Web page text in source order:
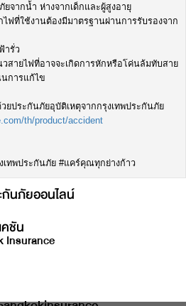
จากน้ำ ห่างจากเด็กและผู้สูงอายุ
ที่ใช้งานต้องมีมาตรฐานผ่านการรับรองจาก
ารั่ว
สายไฟที่อาจจะเกิดการหักหรือโค่นล้มทับสาย
นการแก้ไข
ยประกันภัยอุบัติเหตุจากกรุงเทพประกันภัย
th/product/accident
เทพประกันภัย #แคร์คุณทุกย่างก้าว
กันภัยออนไลน์
ชัน
Insurance